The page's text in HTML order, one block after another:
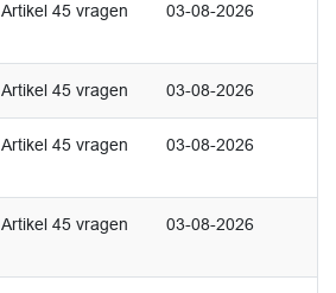
Artikel 45 vragen 03-08-2026
Artikel 45 vragen 03-08-2026
Artikel 45 vragen 03-08-2026
Artikel 45 vragen 03-08-2026